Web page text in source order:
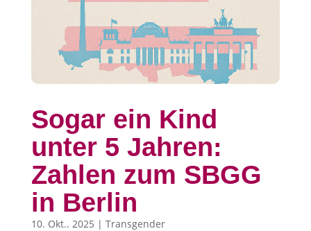
Sogar ein Kind
unter 5 Jahren:
Zahlen zum SBGG
in Berlin
10. Okt.. 2025 | Transgender